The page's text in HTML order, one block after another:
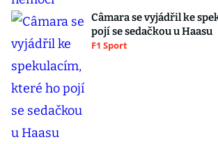
Câmara se vyjádřil ke
pojí se sedačkou u Haasu
F1 Sport